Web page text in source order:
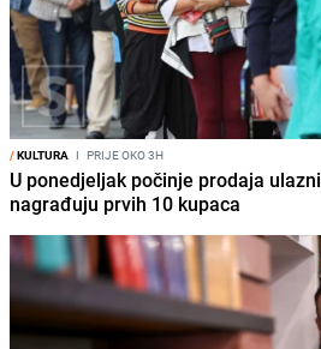
/KULTURA I PRIJE OKO 3H
U ponedjeljak počinje prodaja
nagrađuju prvih 10 kupaca